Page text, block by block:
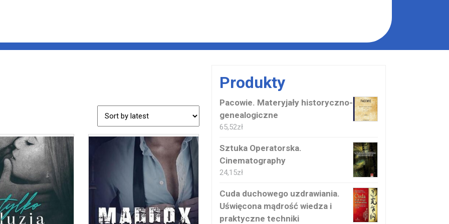
Produkty
Pacowie. Materyjały historyczno-
genealogiczne
65,52zł
Sztuka Operatorska.
Cinematography
24,15zł
Cuda duchowego uzdrawiania.
Uświęcona mądrość wiedza i
praktyczne techniki